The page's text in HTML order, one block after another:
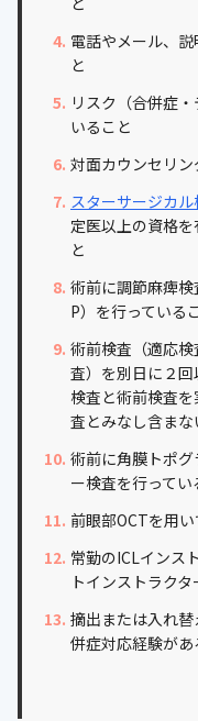
電話やメール、
と
リスク（合併症
いること
対面カウンセリ
スターサージカ
定医以上の資格
と
術前に調節麻痺
P）を行っている
術前検査（適応
査）を別日に２
検査と術前検査
査とみなし含まな
術前に角膜トポ
ー検査を行ってい
前眼部OCTを用
常勤のICLインス
トインストラク
摘出または入れ
併症対応経験があ